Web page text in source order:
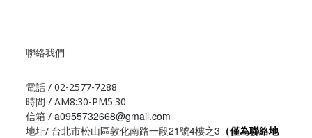
聯絡我們
電話 / 02-2577-7288
時間 / AM8:30-PM5:30
信箱 / a0955732668@gmail.com
地址/ 台北市松山區敦化南路一段21號4樓之3 （僅為聯絡地